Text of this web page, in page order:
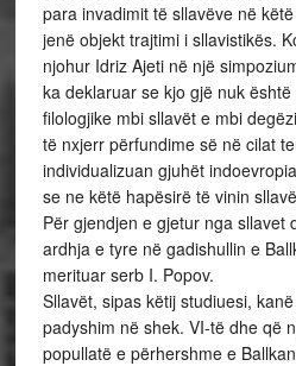
para invadimit të sllavëve në
jenë objekt trajtimi i sllavistikës.
njohur Idriz Ajeti në një
ka deklaruar se kjo gjë nuk
filologjike mbi sllavët e mbi
të nxjerr përfundime së në cilat
individualizuan gjuhët
se ne këtë hapësirë të vinin
Për gjendjen e gjetur nga sllavet
ardhja e tyre në gadishullin e
merituar serb I. Popov.
Sllavët, sipas këtij studiuesi,
padyshim në shek. VI-të dhe që
popullatë e përhershme e